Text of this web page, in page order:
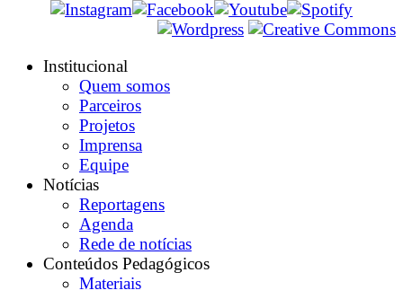
Institucional
Quem somos
Parceiros
Projetos
Imprensa
Equipe
Notícias
Reportagens
Agenda
Rede de notícias
Conteúdos Pedagógicos
Materiais